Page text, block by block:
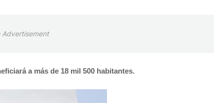
Advertisement
a más de 18 mil 500 habitantes.